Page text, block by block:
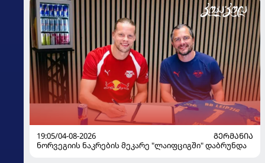
19:05/04-08-2026
ᲒᲔᲠᲛᲐᲜᲘᲐ
ნორვეგიის ნაკრების მეკარე "ლაიფციგში" დაბრუნდა